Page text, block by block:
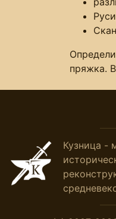
пряжка.
Кузница -